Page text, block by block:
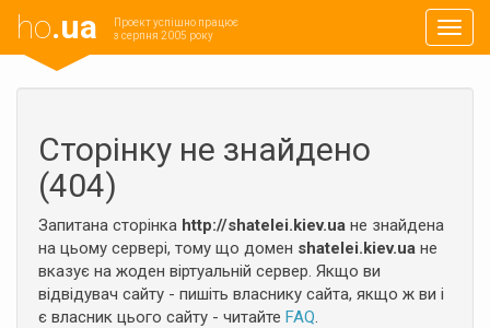
ho.ua
Проект успішно працює
з серпня 2005 року
Сторінку не знайдено
(404)
Запитана сторінка http://shatelei.kiev.ua не знайдена
на цьому сервері, тому що домен shatelei.kiev.ua не
вказує на жоден віртуальній сервер. Якщо ви
відвідувач сайту - пишіть власнику сайта, якщо ж ви і
є власник цього сайту - читайте FAQ.